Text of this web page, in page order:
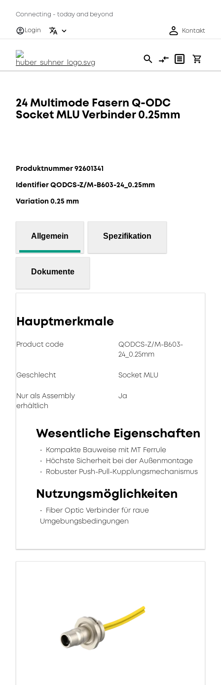
Connecting - today and beyond
Login
Kontakt
24 Multimode Fasern Q-ODC
Socket MLU Verbinder 0.25mm
Produktnummer 92601341
Identifier QODCS-Z/M-B603-24_0.25mm
Variation 0.25 mm
Allgemein Spezifikation
Dokumente
Hauptmerkmale
Product code
QODCS-Z/M-B603-
24_0.25mm
Geschlecht Socket MLU
Nur als Assembly
erhältlich
Ja
Wesentliche Eigenschaften
Kompakte Bauweise mit MT Ferrule
Höchste Sicherheit bei der Außenmontage
Robuster Push-Pull-Kupplungsmechanismus
Nutzungsmöglichkeiten
Fiber Optic Verbinder für raue
Umgebungsbedingungen